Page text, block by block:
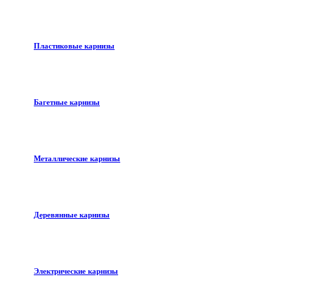
Пластиковые карнизы
Багетные карнизы
Металлические карнизы
Деревянные карнизы
Электрические карнизы